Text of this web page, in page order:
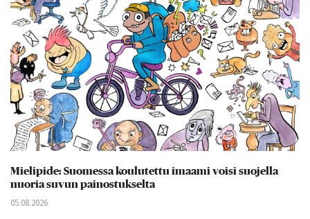
Mielipide: Suomessa koulutettu imaami voisi suojella
nuoria suvun painostukselta
05.08.2026